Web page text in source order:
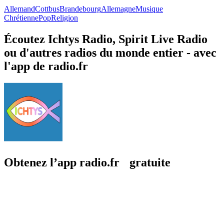
AllemandCottbusBrandebourgAllemagneMusique
ChrétiennePopReligion
Écoutez Ichtys Radio, Spirit Live Radio
ou d'autres radios du monde entier - avec
l'app de radio.fr
Obtenez l’app radio.fr gratuite